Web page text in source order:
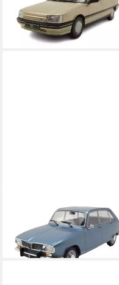
35,40 €
in 4-5 Werktagen bei dir
Modellauto Renault 16 1965
hellblau metallic
35,40 €
in 4-5 Werktagen bei dir